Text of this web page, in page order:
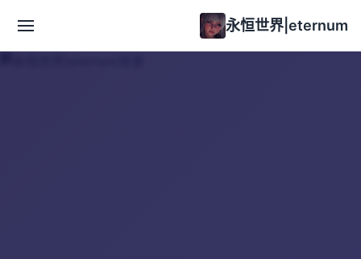
永恒世界|eternum